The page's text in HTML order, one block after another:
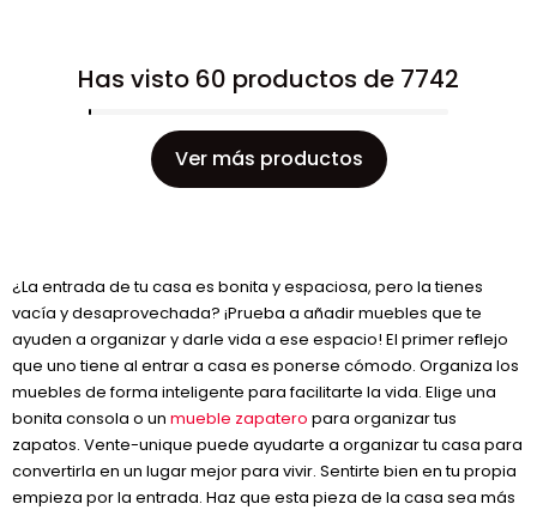
Has visto 60 productos de 7742
Ver más productos
¿La entrada de tu casa es bonita y espaciosa, pero la tienes
vacía y desaprovechada? ¡Prueba a añadir muebles que te
ayuden a organizar y darle vida a ese espacio! El primer reflejo
que uno tiene al entrar a casa es ponerse cómodo. Organiza los
muebles de forma inteligente para facilitarte la vida. Elige una
bonita consola o un mueble zapatero para organizar tus
zapatos. Vente-unique puede ayudarte a organizar tu casa para
convertirla en un lugar mejor para vivir. Sentirte bien en tu propia
empieza por la entrada. Haz que esta pieza de la casa sea más